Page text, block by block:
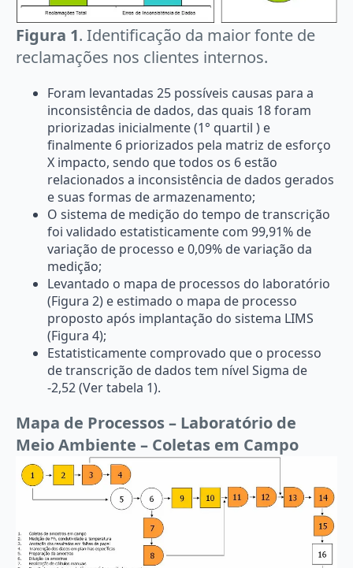
Figura 1. Identificação da maior fonte de
reclamações nos clientes internos.
Foram levantadas 25 possíveis causas para a
inconsistência de dados, das quais 18 foram
priorizadas inicialmente (1° quartil ) e
finalmente 6 priorizados pela matriz de esforço
X impacto, sendo que todos os 6 estão
relacionados a inconsistência de dados gerados
e suas formas de armazenamento;
O sistema de medição do tempo de transcrição
foi validado estatisticamente com 99,91% de
variação de processo e 0,09% de variação da
medição;
Levantado o mapa de processos do laboratório
(Figura 2) e estimado o mapa de processo
proposto após implantação do sistema LIMS
(Figura 4);
Estatisticamente comprovado que o processo
de transcrição de dados tem nível Sigma de
-2,52 (Ver tabela 1).
Mapa de Processos – Laboratório de
Meio Ambiente – Coletas em Campo